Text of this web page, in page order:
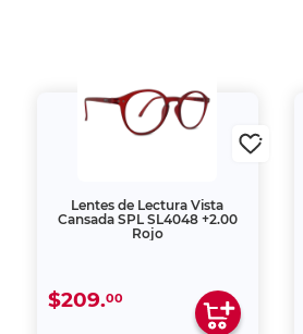
Lentes de Lectura Vista
Cansada SPL SL4048 +2.00
Rojo
$209.00